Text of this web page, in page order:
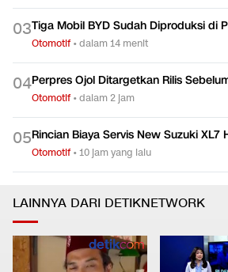
03Tiga Mobil BYD Sudah Diproduksi di
Otomotif•dalam 14 menit
04Perpres Ojol Ditargetkan Rilis
Otomotif•dalam 2 jam
05Rincian Biaya Servis New Suzuki XL7
Otomotif•10 jam yang lalu
LAINNYA DARI DETIKNETWORK